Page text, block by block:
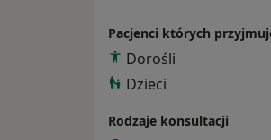
Pacjenci których
Dorośli
Dzieci
Rodzaje konsultacji